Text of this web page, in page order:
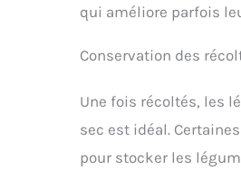
qui améliore parfois
Conservation des
Une fois récoltés, les
sec est idéal.
pour stocker les